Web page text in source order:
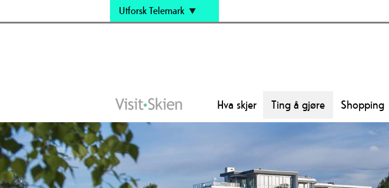
Utforsk Telemark
Hva skjer Ting å gjøre Shopping